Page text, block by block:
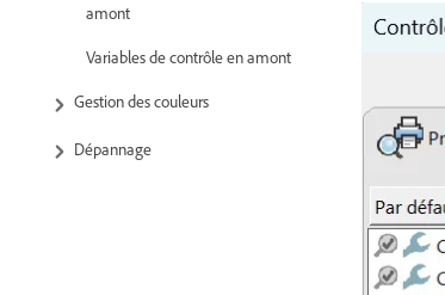
amont
Variables de contrôle en amont
Gestion des couleurs
Dépannage